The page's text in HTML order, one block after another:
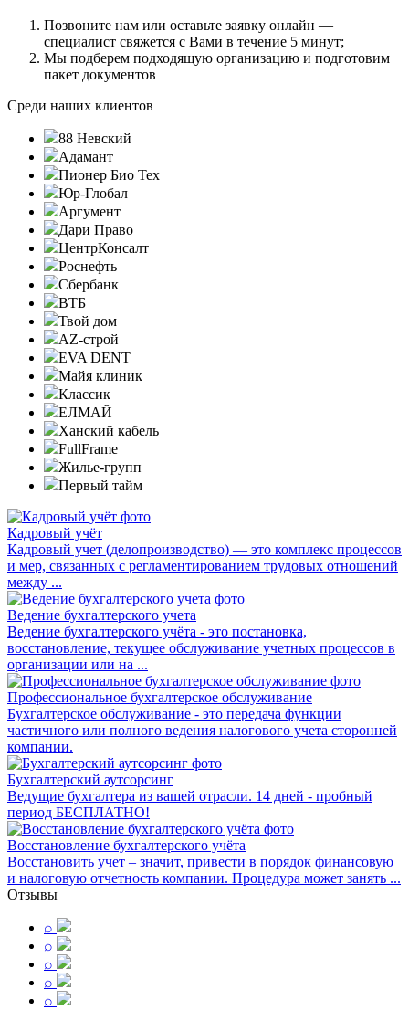
Позвоните нам или оставьте заявку онлайн —
специалист свяжется с Вами в течение 5 минут;
Мы подберем подходящую организацию и подготовим
пакет документов
Среди наших клиентов
88 Невский
Адамант
Пионер Био Тех
Юр-Глобал
Аргумент
Дари Право
ЦентрКонсалт
Роснефть
Сбербанк
ВТБ
Твой дом
AZ-строй
EVA DENT
Майя клиник
Классик
ЕЛМАЙ
Ханский кабель
FullFrame
Жилье-групп
Первый тайм
Кадровый учёт
Кадровый учет (делопроизводство) — это комплекс процессов
и мер, связанных с регламентированием трудовых отношений
между ...
Ведение бухгалтерского учета
Ведение бухгалтерского учёта - это постановка,
восстановление, текущее обслуживание учетных процессов в
организации или на ...
Профессиональное бухгалтерское обслуживание
Бухгалтерское обслуживание - это передача функции
частичного или полного ведения налогового учета сторонней
компании.
Бухгалтерский аутсорсинг
Ведущие бухгалтера из вашей отрасли. 14 дней - пробный
период БЕСПЛАТНО!
Восстановление бухгалтерского учёта
Восстановить учет – значит, привести в порядок финансовую
и налоговую отчетность компании. Процедура может занять ...
Отзывы
⌕
⌕
⌕
⌕
⌕